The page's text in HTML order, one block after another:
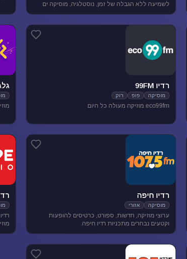
לשמיעה ללא הגבלה של זמן, נוסטלגיה, מוסיקה ים
רדיו 99FM
מוסיקה פופ רוק
eco99fm מוזיקה מעולה כל היום
רדיו חיפה
מוסיקה אזורי
ערוצי מוזיקה, חדשות, ספורט, כרטיסים להופעות
וקטעים נבחרים מתכניות רדיו חיפה.